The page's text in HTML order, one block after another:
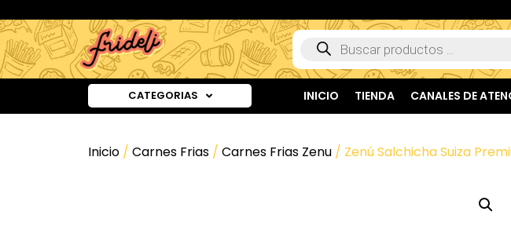
CATEGORIAS INICIO TIENDA CANALES DE
Inicio / Carnes Frias / Carnes Frias Zenu / Zenú Salchicha Suiza